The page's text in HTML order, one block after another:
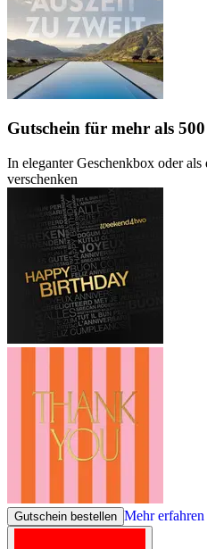
Gutschein für mehr als
In eleganter Geschenkbox oder
verschenken
Gutschein bestellen Mehr erfahren